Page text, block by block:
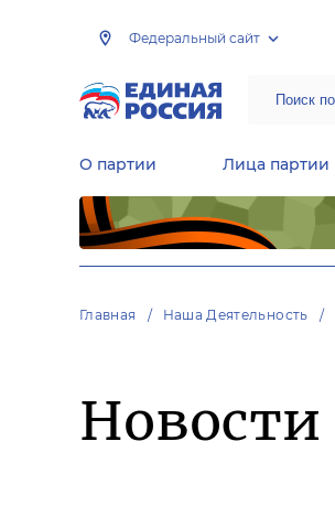
Федеральный сайт
О партии Лица партии
Главная Наша Деятельность
Новости